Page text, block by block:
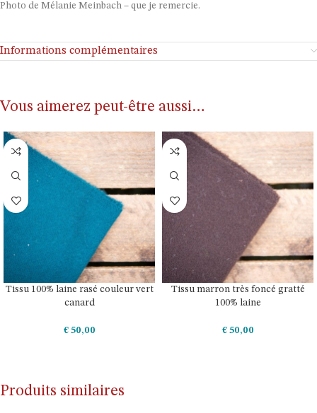
Photo de Mélanie Meinbach – que je remercie.
Informations complémentaires
Vous aimerez peut-être aussi…
Tissu 100% laine rasé couleur vert
canard
€50,00
Tissu marron très foncé gratté
100% laine
€50,00
Produits similaires